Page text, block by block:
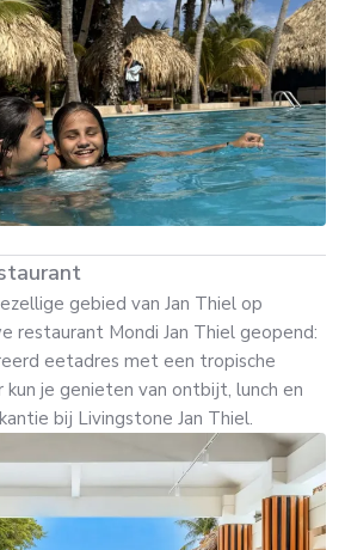
gebied van Jan Thiel op
restaurant Mondi Jan Thiel geopend:
eetadres met een tropische
je genieten van ontbijt, lunch en
bij Livingstone Jan Thiel.